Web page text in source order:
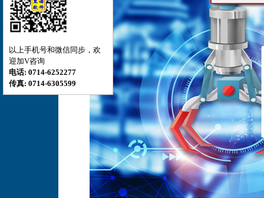
以上手机号和微信同步，欢
迎加V咨询
电话: 0714-6252277
传真: 0714-6305599